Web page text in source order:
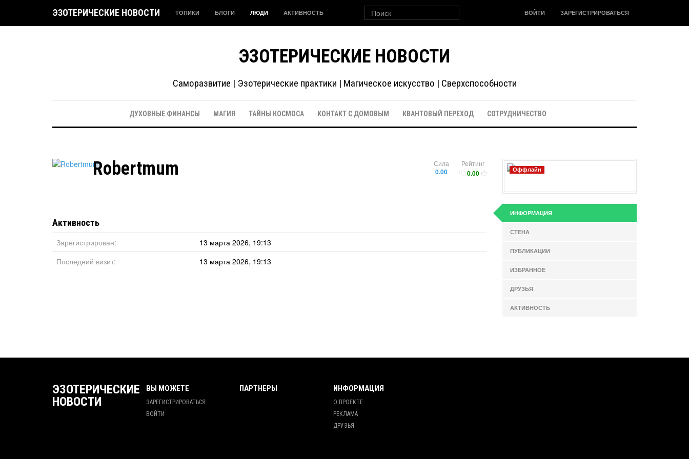
ЭЗОТЕРИЧЕСКИЕ НОВОСТИ ТОПИКИ БЛОГИ ЛЮДИ АКТИВНОСТЬ ВОЙТИ ЗАРЕГИСТРИРОВАТЬСЯ
ЭЗОТЕРИЧЕСКИЕ НОВОСТИ
Саморазвитие | Эзотерические практики | Магическое искусство | Сверхспособности
ДУХОВНЫЕ ФИНАНСЫ МАГИЯ ТАЙНЫ КОСМОСА КОНТАКТ С ДОМОВЫМ КВАНТОВЫЙ ПЕРЕХОД СОТРУДНИЧЕСТВО
Рейтинг
0.00
Сила
0.00
Robertmum
Активность
Зарегистрирован:
13 марта 2026, 19:13
Последний визит:
13 марта 2026, 19:13
Оффлайн
ИНФОРМАЦИЯ
СТЕНА
ПУБЛИКАЦИИ
ИЗБРАННОЕ
ДРУЗЬЯ
АКТИВНОСТЬ
ЭЗОТЕРИЧЕСКИЕ
НОВОСТИ
ВЫ МОЖЕТЕ
ЗАРЕГИСТРИРОВАТЬСЯ
ВОЙТИ
ПАРТНЕРЫ ИНФОРМАЦИЯ
О ПРОЕКТЕ
РЕКЛАМА
ДРУЗЬЯ